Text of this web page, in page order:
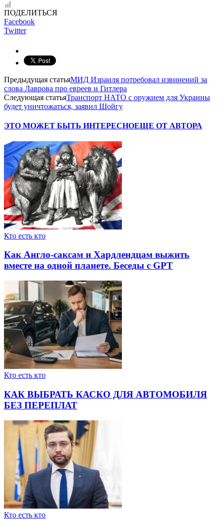
ПОДЕЛИТЬСЯ
Facebook
Twitter
Предыдущая статьяМИД Израиля потребовал извинений за
слова Лаврова про евреев и Гитлера
Следующая статьяТранспорт НАТО с оружием для Украины
будет уничтожаться, заявил Шойгу
ЭТО МОЖЕТ БЫТЬ ИНТЕРЕСНОЕЩЕ ОТ АВТОРА
Кто есть кто
Как Англо-саксам и Хардлендцам выжить
вместе на одной планете. Беседы с GPT
Кто есть кто
КАК ВЫБРАТЬ КАСКО ДЛЯ АВТОМОБИЛЯ
БЕЗ ПЕРЕПЛАТ
Кто есть кто